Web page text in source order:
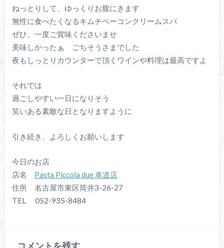
ねっとりして、ゆっくりお腹にきます
無性に食べたくなるキムチベーコンクリームスパ
ぜひ、一度ご賞味くださいませ
美味しかったぁ ごちそうさまでした
夜もしっとりカウンターで頂くワインや料理は最高ですよ
それでは
過ごしやすい一日になりそう
笑いある素敵な日となりますように
引き続き、よろしくお願いします
今日のお店
店名 Pasta Piccola due 車道店
住所 名古屋市東区筒井3-26-27
TEL 052-935-8484
コメントを残す